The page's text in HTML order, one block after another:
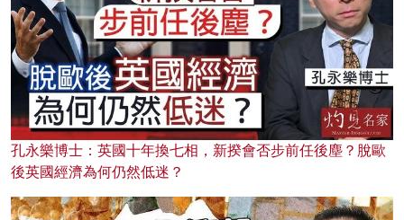
孔永樂博士：英國十年換七相，新揆會否步前任後塵？脫歐
後英國經濟為何仍然低迷？